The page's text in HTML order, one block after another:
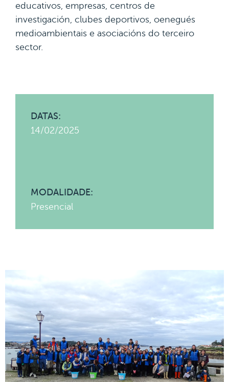
educativos, empresas, centros de
investigación, clubes deportivos, oenegués
medioambientais e asociacións do terceiro
sector.
DATAS:
14/02/2025
MODALIDADE:
Presencial